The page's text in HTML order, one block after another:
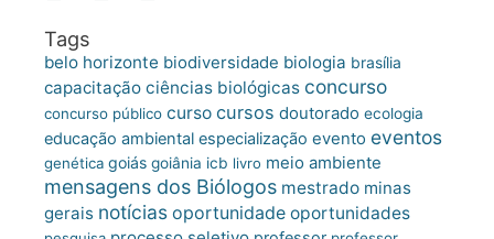
Tags
belo horizonte biodiversidade biologia brasília
capacitação ciências biológicas concurso
concurso público curso cursos doutorado ecologia
educação ambiental especialização evento eventos
genética goiás goiânia icb livro meio ambiente
mensagens dos Biólogos mestrado minas
gerais notícias oportunidade oportunidades